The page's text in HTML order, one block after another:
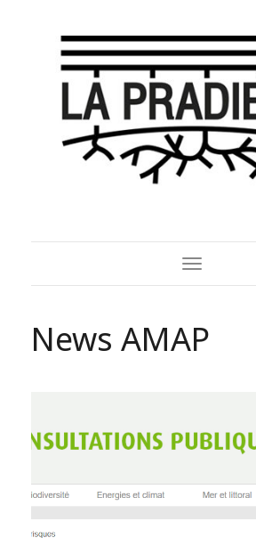
Toggle
Navigation
News AMAP